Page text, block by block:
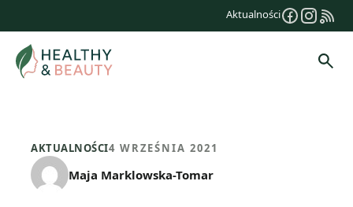
treści
Aktualności
AKTUALNOŚCI4 WRZEŚNIA 2021
Maja Marklowska-Tomar